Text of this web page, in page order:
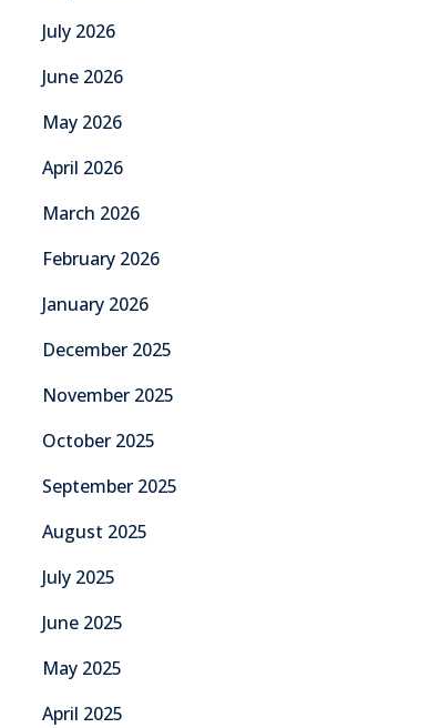
July 2026
June 2026
May 2026
April 2026
March 2026
February 2026
January 2026
December 2025
November 2025
October 2025
September 2025
August 2025
July 2025
June 2025
May 2025
April 2025